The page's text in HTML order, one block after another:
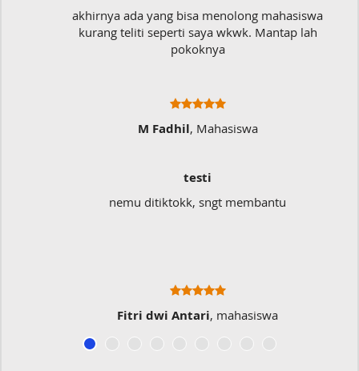
akhirnya ada yang bisa menolong mahasiswa
kurang teliti seperti saya wkwk. Mantap lah
pokoknya
M Fadhil, Mahasiswa
testi
nemu ditiktokk, sngt membantu
Fitri dwi Antari, mahasiswa